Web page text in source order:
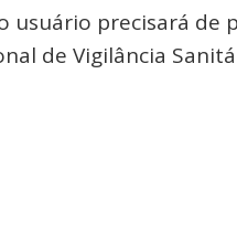
usuário precisará de
de Vigilância